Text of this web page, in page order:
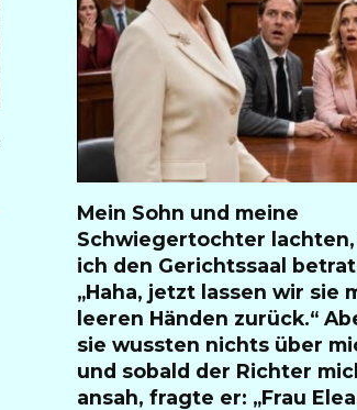
Mein Sohn und meine
Schwiegertochter lachten,
ich den Gerichtssaal
„Haha, jetzt lassen wir sie
leeren Händen zurück.“
sie wussten nichts über
und sobald der Richter
ansah, fragte er: „Frau